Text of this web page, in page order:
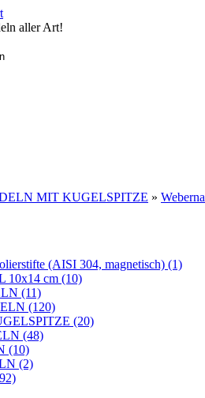
aller Art!
MIT KUGELSPITZE »
(AISI 304, magnetisch) (1)
10x14 cm (10)
(11)
(120)
(20)
(48)
(10)
(2)